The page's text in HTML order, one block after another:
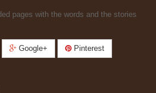
pages with the words and the stories
Google+ Pinterest